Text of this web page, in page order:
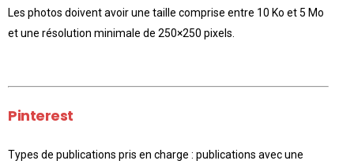
Les photos doivent avoir une taille comprise entre 10 Ko et 5 Mo
et une résolution minimale de 250×250 pixels.
Pinterest
Types de publications pris en charge : publications avec une